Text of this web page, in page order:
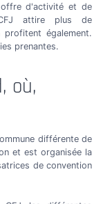
d'activité et de
attire plus de
également.
prenantes.
où,
différente de
et est organisée la
de convention